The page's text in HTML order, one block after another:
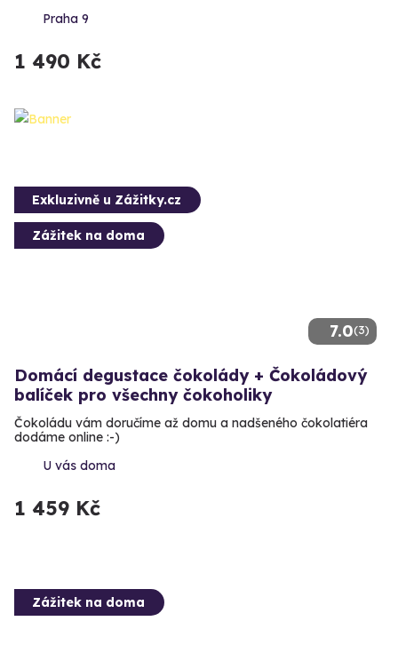
Praha 9
1 490 Kč
7.0(3)
Exkluzivně u Zážitky.cz
Zážitek na doma
Domácí degustace čokolády + Čokoládový
balíček pro všechny čokoholiky
Čokoládu vám doručíme až domu a nadšeného čokolatiéra
dodáme online :-)
U vás doma
1 459 Kč
Zážitek na doma